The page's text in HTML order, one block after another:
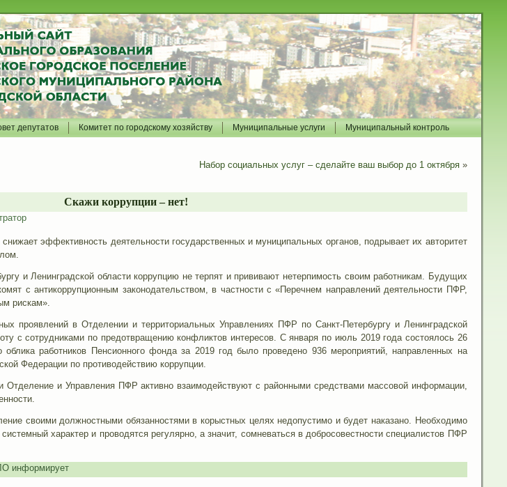
депутатов Комитет по городскому хозяйству Муниципальные услуги Муниципальный контроль
Набор социальных услуг – сделайте ваш выбор до 1 октября»
Скажи коррупции – нет!
эффективность деятельности государственных и муниципальных органов, подрывает их авторитет
и Ленинградской области коррупцию не терпят и прививают нетерпимость своим работникам. Будущих
c антикоррупционным законодательством, в частности с «Перечнем направлений деятельности ПФР,
рискам».
проявлений в Отделении и территориальных Управлениях ПФР по Санкт-Петербургу и Ленинградской
с сотрудниками по предотвращению конфликтов интересов. С января по июль 2019 года состоялось 26
работников Пенсионного фонда за 2019 год было проведено 936 мероприятий, направленных на
Федерации по противодействию коррупции.
Отделение и Управления ПФР активно взаимодействуют с районными средствами массовой информации,
своими должностными обязанностями в корыстных целях недопустимо и будет наказано. Необходимо
характер и проводятся регулярно, а значит, сомневаться в добросовестности специалистов ПФР
информирует